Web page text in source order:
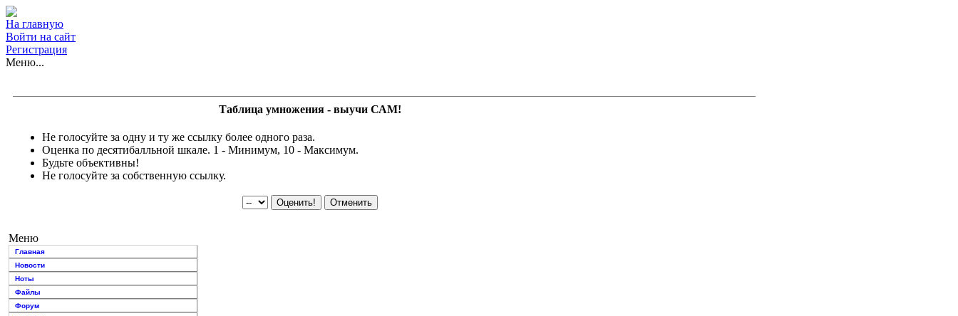
На главную
Войти на сайт
Регистрация
Меню...
Таблица умножения - выучи САМ!
Не голосуйте за одну и ту же ссылку более одного раза.
Оценка по десятибалльной шкале. 1 - Минимум, 10 - Максимум.
Будьте объективны!
Не голосуйте за собственную ссылку.
Меню
Главная
Новости
Ноты
Файлы
Форум